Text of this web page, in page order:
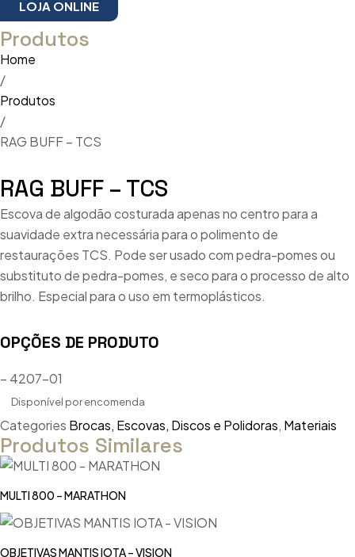
LOJA ONLINE
Produtos
Home
/
Produtos
/
RAG BUFF – TCS
RAG BUFF – TCS
Escova de algodão costurada apenas no centro para a
suavidade extra necessária para o polimento de
restaurações TCS. Pode ser usado com pedra-pomes ou
substituto de pedra-pomes, e seco para o processo de alto
brilho. Especial para o uso em termoplásticos.
OPÇÕES DE PRODUTO
– 4207-01
Disponível por encomenda
Categories Brocas, Escovas, Discos e Polidoras, Materiais
Produtos Similares
MULTI 800 – MARATHON
OBJETIVAS MANTIS IOTA – VISION